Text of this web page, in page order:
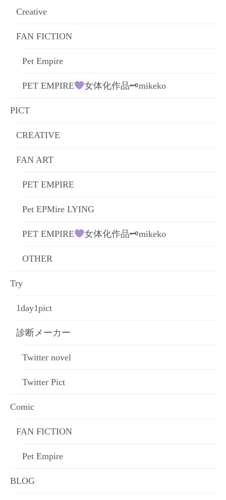
Creative
FAN FICTION
Pet Empire
PET EMPIRE 女体化作品🗝mikeko
PICT
CREATIVE
FAN ART
PET EMPIRE
Pet EPMire LYING
PET EMPIRE 女体化作品🗝mikeko
OTHER
Try
1day1pict
診断メーカー
Twitter novel
Twitter Pict
Comic
FAN FICTION
Pet Empire
BLOG